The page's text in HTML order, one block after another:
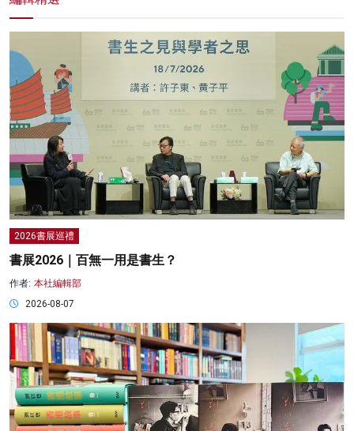
2026書展巡禮
書展2026｜百無一用是書生？
作者: 本社編輯部
2026-08-07